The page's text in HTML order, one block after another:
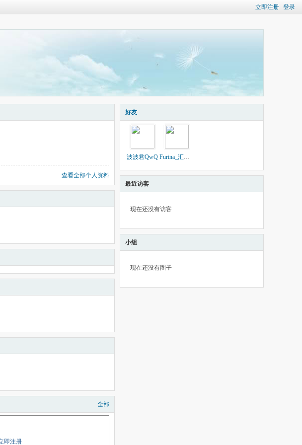
立即注册 登录
查看全部个人资料
全部
即注册
好友
波波君QwQ Furina_汇百川
最近访客
现在还没有访客
小组
现在还没有圈子